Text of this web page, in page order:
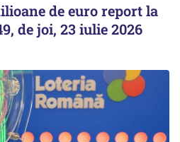
de euro report la
de joi, 23 iulie 2026